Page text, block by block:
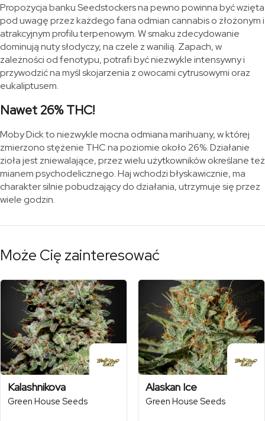
Propozycja banku Seedstockers na pewno powinna być wzięta
pod uwagę przez każdego fana odmian cannabis o złożonym i
atrakcyjnym profilu terpenowym. W smaku zdecydowanie
dominują nuty słodyczy, na czele z wanilią. Zapach, w
zależności od fenotypu, potrafi być niezwykle intensywny i
przywodzić na myśl skojarzenia z owocami cytrusowymi oraz
eukaliptusem.
Nawet 26% THC!
Moby Dick to niezwykle mocna odmiana marihuany, w której
zmierzono stężenie THC na poziomie około 26%. Działanie
zioła jest zniewalające, przez wielu użytkowników określane też
mianem psychodelicznego. Haj wchodzi błyskawicznie, ma
charakter silnie pobudzający do działania, utrzymuje się przez
wiele godzin.
Może Cię zainteresować
Kalashnikova
Green House Seeds
Alaskan Ice
Green House Seeds